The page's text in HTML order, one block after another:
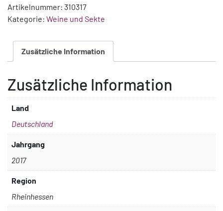
Artikelnummer: 310317
Kategorie: Weine und Sekte
Zusätzliche Information
Zusätzliche Information
Land
Deutschland
Jahrgang
2017
Region
Rheinhessen